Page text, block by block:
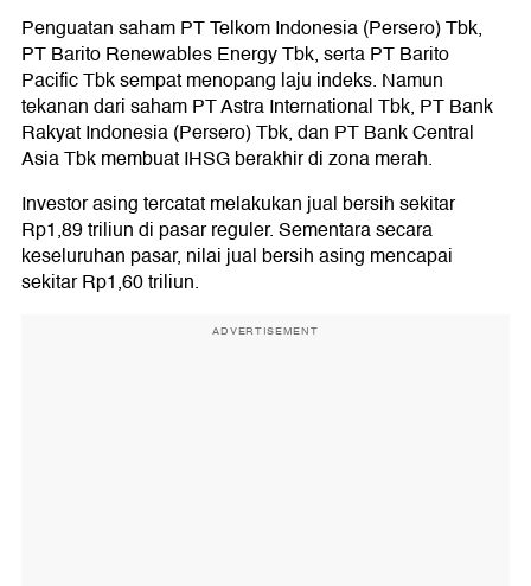
Penguatan saham PT Telkom Indonesia (Persero) Tbk,
PT Barito Renewables Energy Tbk, serta PT Barito
Pacific Tbk sempat menopang laju indeks. Namun
tekanan dari saham PT Astra International Tbk, PT Bank
Rakyat Indonesia (Persero) Tbk, dan PT Bank Central
Asia Tbk membuat IHSG berakhir di zona merah.
Investor asing tercatat melakukan jual bersih sekitar
Rp1,89 triliun di pasar reguler. Sementara secara
keseluruhan pasar, nilai jual bersih asing mencapai
sekitar Rp1,60 triliun.
ADVERTISEMENT